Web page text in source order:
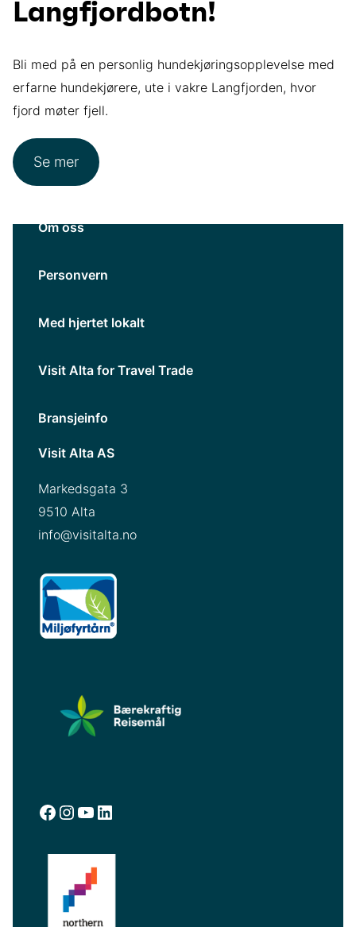
Langfjordbotn!
Bli med på en personlig hundekjøringsopplevelse med
erfarne hundekjørere, ute i vakre Langfjorden, hvor
fjord møter fjell.
Se mer
Om oss
Personvern
Med hjertet lokalt
Visit Alta for Travel Trade
Bransjeinfo
Visit Alta AS
Markedsgata 3
9510 Alta
info@visitalta.no
facebook.com/visitalta
instagram.com/visitalta
YouTube
LinkedIn